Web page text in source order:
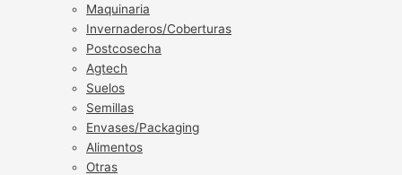
Maquinaria
Invernaderos/Coberturas
Postcosecha
Agtech
Suelos
Semillas
Envases/Packaging
Alimentos
Otras